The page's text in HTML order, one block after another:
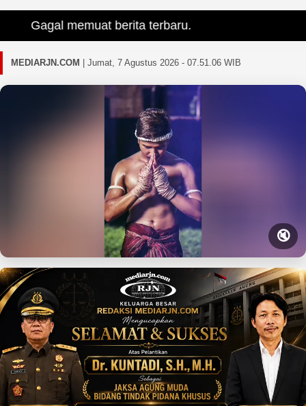
Gagal memuat berita terbaru.
MEDIARJN.COM Jumat, 7 Agustus 2026 - 07.51.07 WIB
🔇